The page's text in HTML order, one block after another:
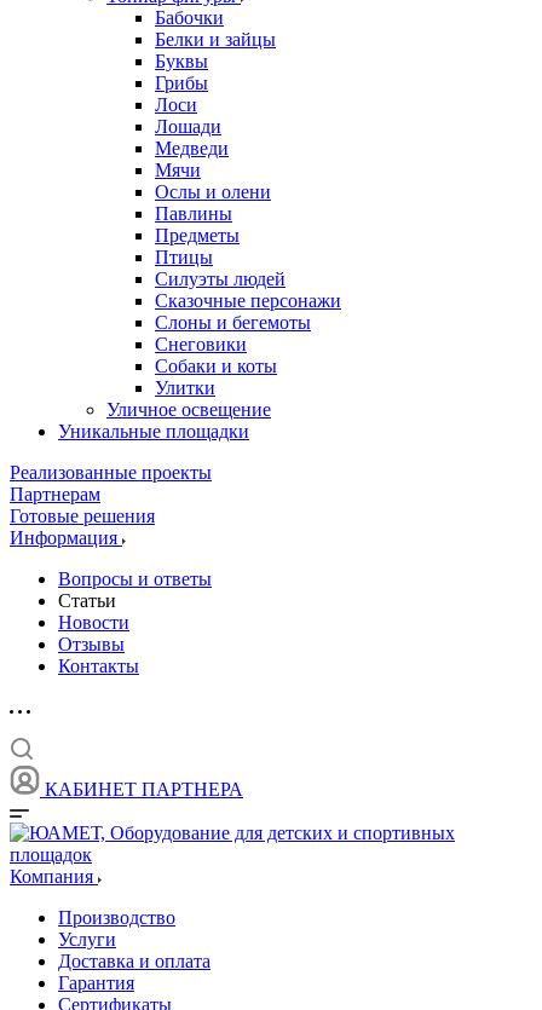
Бабочки
Белки и зайцы
Буквы
Грибы
Лоси
Лошади
Медведи
Мячи
Ослы и олени
Павлины
Предметы
Птицы
Силуэты людей
Сказочные персонажи
Слоны и бегемоты
Снеговики
Собаки и коты
Улитки
Уличное освещение
Уникальные площадки
Реализованные проекты
Партнерам
Готовые решения
Информация
Вопросы и ответы
Статьи
Новости
Отзывы
Контакты
КАБИНЕТ ПАРТНЕРА
Компания
Производство
Услуги
Доставка и оплата
Гарантия
Сертификаты